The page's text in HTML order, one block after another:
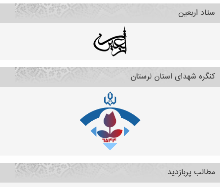
ستاد اربعین
کنگره شهدای استان لرستان
مطالب پربازدید